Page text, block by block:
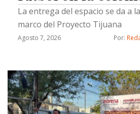
La entrega del espacio se da a
marco del Proyecto Tijuana
Agosto 7, 2026 Por: